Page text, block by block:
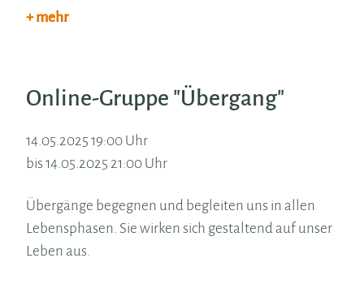
+ mehr
Online-Gruppe "Übergang"
14.05.2025 19:00 Uhr
bis 14.05.2025 21:00 Uhr
Übergänge begegnen und begleiten uns in allen
Lebensphasen. Sie wirken sich gestaltend auf unser
Leben aus.